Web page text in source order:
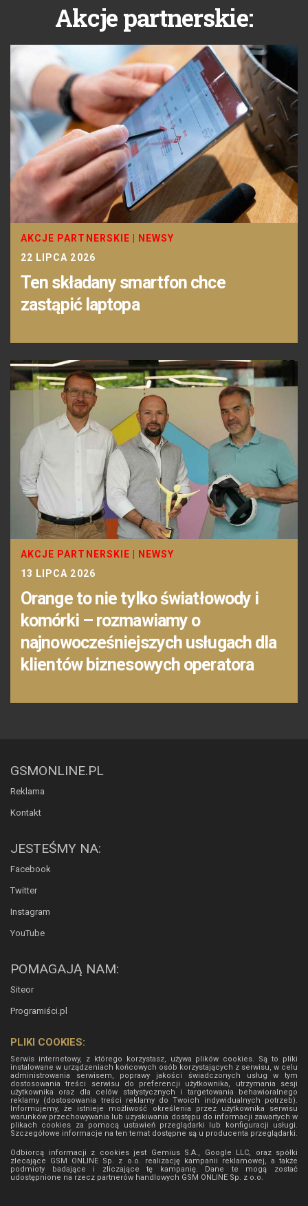
Akcje partnerskie:
AKCJE PARTNERSKIE
NEWSY
22 LIPCA 2026
Ten składany smartfon chce
zastąpić laptopa
AKCJE PARTNERSKIE | NEWSY
13 LIPCA 2026
Orange to nie tylko światłowody i
komórki – rozmawiamy o
najnowocześniejszych usługach dla
klientów biznesowych operatora
GSMONLINE.PL
Reklama
Kontakt
JESTEŚMY NA:
Facebook
Twitter
Instagram
YouTube
POMAGAJĄ NAM:
Siteor
Programiści.pl
PLIKI COOKIES:
Serwis internetowy, z którego korzystasz, używa plików cookies. Są to pliki
instalowane w urządzeniach końcowych osób korzystających z serwisu, w celu
administrowania serwisem, poprawy jakości świadczonych usług w tym
dostosowania treści serwisu do preferencji użytkownika, utrzymania sesji
użytkownika oraz dla celów statystycznych i targetowania behawioralnego
reklamy (dostosowania treści reklamy do Twoich indywidualnych potrzeb).
Informujemy, że istnieje możliwość określenia przez użytkownika serwisu
warunków przechowywania lub uzyskiwania dostępu do informacji zawartych w
plikach cookies za pomocą ustawień przeglądarki lub konfiguracji usługi.
Szczegółowe informacje na ten temat dostępne są u producenta przeglądarki.
Odbiorcą informacji z cookies jest Gemius S.A., Google LLC, oraz spółki
zlecające GSM ONLINE Sp. z o.o. realizację kampanii reklamowej, a także
podmioty badające i zliczające tę kampanię. Dane te mogą zostać
udostępnione na rzecz partnerów handlowych GSM ONLINE Sp. z o.o.